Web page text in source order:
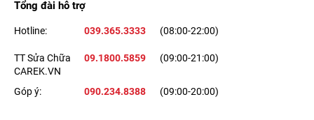
Tổng đài hỗ trợ
Hotline: 039.365.3333 (08:00-22:00)
TT Sửa Chữa
CAREK.VN
09.1800.5859 (09:00-21:00)
Góp ý: 090.234.8388 (09:00-20:00)